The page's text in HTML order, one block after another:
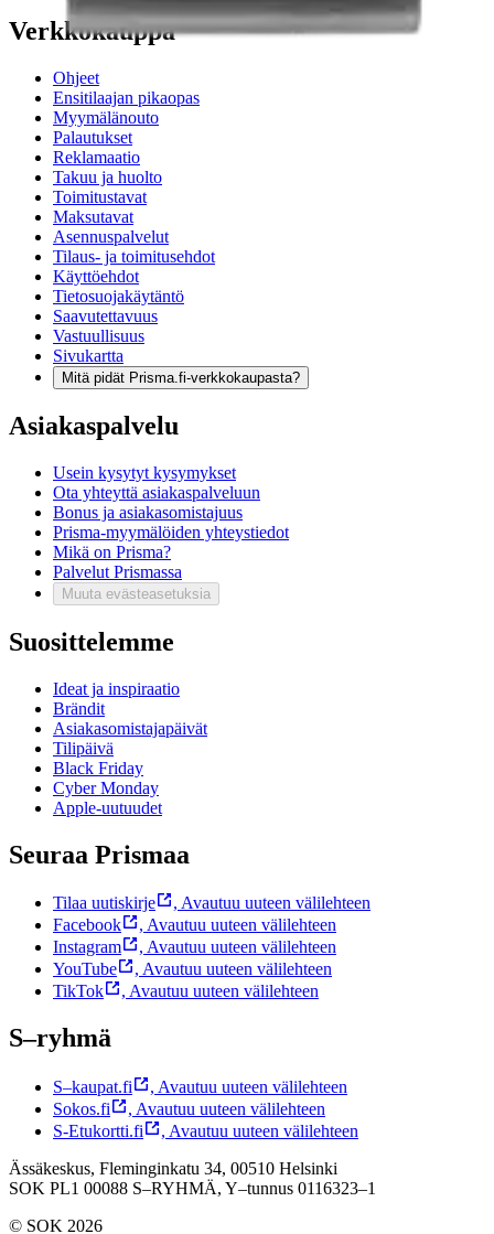
Verkkokauppa
Ohjeet
Ensitilaajan pikaopas
Myymälänouto
Palautukset
Reklamaatio
Takuu ja huolto
Toimitustavat
Maksutavat
Asennuspalvelut
Tilaus- ja toimitusehdot
Käyttöehdot
Tietosuojakäytäntö
Saavutettavuus
Vastuullisuus
Sivukartta
Mitä pidät Prisma.fi-verkkokaupasta?
Asiakaspalvelu
Usein kysytyt kysymykset
Ota yhteyttä asiakaspalveluun
Bonus ja asiakasomistajuus
Prisma-myymälöiden yhteystiedot
Mikä on Prisma?
Palvelut Prismassa
Muuta evästeasetuksia
Suosittelemme
Ideat ja inspiraatio
Brändit
Asiakasomistajapäivät
Tilipäivä
Black Friday
Cyber Monday
Apple-uutuudet
Seuraa Prismaa
Tilaa uutiskirje , Avautuu uuteen välilehteen
Facebook
, Avautuu uuteen välilehteen
Instagram
, Avautuu uuteen välilehteen
YouTube
, Avautuu uuteen välilehteen
TikTok
, Avautuu uuteen välilehteen
S–ryhmä
S–kaupat.fi , Avautuu uuteen välilehteen
Sokos.fi
, Avautuu uuteen välilehteen
S-Etukortti.fi
, Avautuu uuteen välilehteen
Ässäkeskus, Fleminginkatu 34, 00510 Helsinki
SOK PL1 00088 S–RYHMÄ, Y–tunnus 0116323–1
© SOK 2026